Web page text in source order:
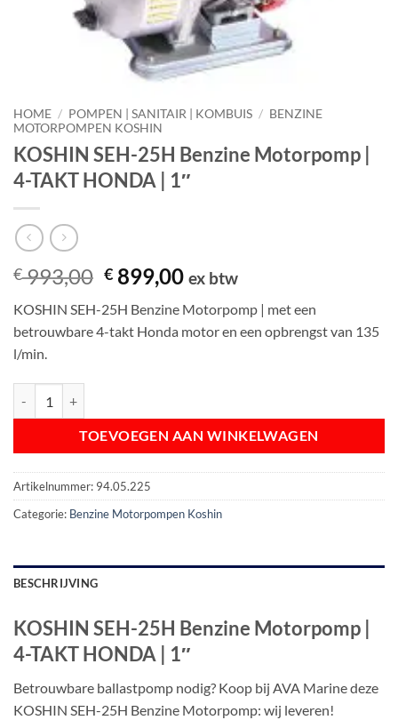
HOME / POMPEN | SANITAIR | KOMBUIS / BENZINE
MOTORPOMPEN KOSHIN
KOSHIN SEH-25H Benzine Motorpomp |
4-TAKT HONDA | 1″
€993,00 Oorspronkelijke
was:
€ 993,00.
€ 899,00Huidige
is:
€ 899,00.
ex btw
KOSHIN SEH-25H Benzine Motorpomp | met een
betrouwbare 4-takt Honda motor en een opbrengst van 135
l/min.
TOEVOEGEN AAN WINKELWAGEN
Artikelnummer: 94.05.225
Categorie: Benzine Motorpompen Koshin
BESCHRIJVING
KOSHIN SEH-25H Benzine Motorpomp |
4-TAKT HONDA | 1″
Betrouwbare ballastpomp nodig? Koop bij AVA Marine deze
KOSHIN SEH-25H Benzine Motorpomp: wij leveren!